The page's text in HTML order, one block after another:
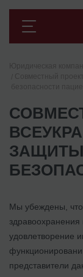
ЗАЩИТЫ
Мы убеждены,
здравоохранения
удовлетворение
представители